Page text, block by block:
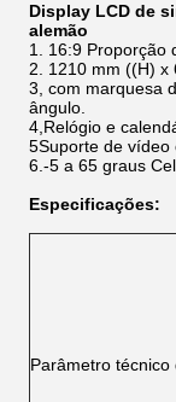
Display LCD de
alemão
1. 16:9 Proporção
2. 1210 mm ((H) x
3, com marquesa
ângulo.
4,Relógio e
5Suporte de vídeo
6.-5 a 65 graus
Especificações:
Parâmetro técnico